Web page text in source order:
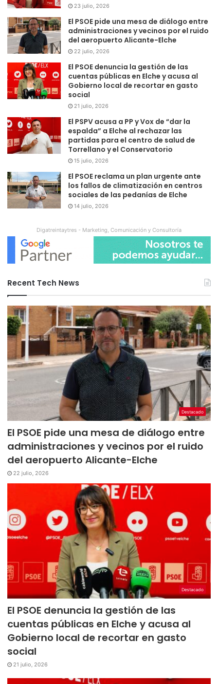
23 julio, 2026
El PSOE pide una mesa de diálogo entre
administraciones y vecinos por el ruido
del aeropuerto Alicante-Elche
22 julio, 2026
El PSOE denuncia la gestión de las
cuentas públicas en Elche y acusa al
Gobierno local de recortar en gasto
social
21 julio, 2026
El PSPV acusa a PP y Vox de “dar la
espalda” a Elche al rechazar las
partidas para el centro de salud de
Torrellano y el Conservatorio
15 julio, 2026
El PSOE reclama un plan urgente ante
los fallos de climatización en centros
sociales de las pedanías de Elche
14 julio, 2026
Digatreintaytres - Marketing, Comunicación y Consultoría
Recent Tech News
Destacado
El PSOE pide una mesa de diálogo entre
administraciones y vecinos por el ruido
del aeropuerto Alicante-Elche
22 julio, 2026
Destacado
El PSOE denuncia la gestión de las
cuentas públicas en Elche y acusa al
Gobierno local de recortar en gasto
social
21 julio, 2026